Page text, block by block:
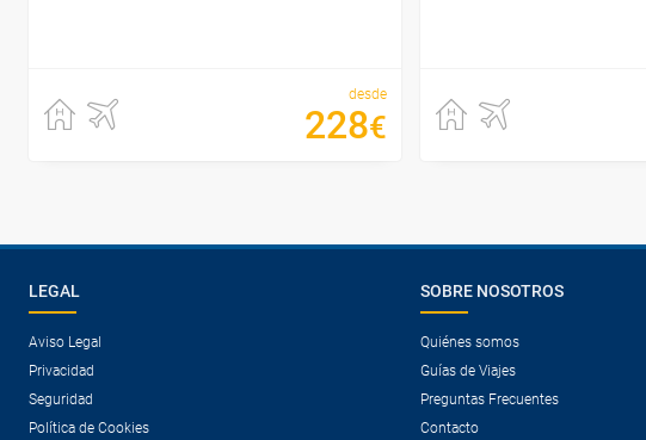
desde
228€
LEGAL
Aviso Legal
Privacidad
Seguridad
Política de Cookies
SOBRE NOSOTROS
Quiénes somos
Guías de Viajes
Preguntas Frecuentes
Contacto